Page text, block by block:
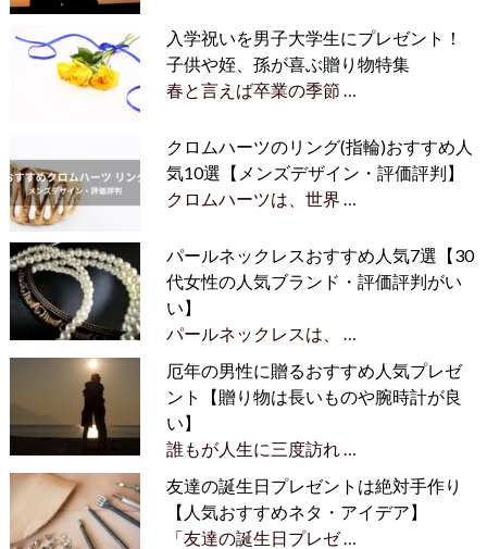
入学祝いを男子大学生にプレゼント！
子供や姪、孫が喜ぶ贈り物特集
春と言えば卒業の季節 …
クロムハーツのリング(指輪)おすすめ人
気10選【メンズデザイン・評価評判】
クロムハーツは、世界 …
パールネックレスおすすめ人気7選【30
代女性の人気ブランド・評価評判がい
い】
パールネックレスは、 …
厄年の男性に贈るおすすめ人気プレゼ
ント【贈り物は長いものや腕時計が良
い】
誰もが人生に三度訪れ …
友達の誕生日プレゼントは絶対手作り
【人気おすすめネタ・アイデア】
「友達の誕生日プレゼ …